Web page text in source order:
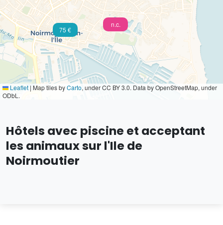
n.c.
75 €
Leaflet | Map tiles byCarto, under CC BY 3.0. Data by OpenStreetMap, under
ODbL.
Hôtels avec piscine et acceptant
les animaux sur l'Ile de
Noirmoutier